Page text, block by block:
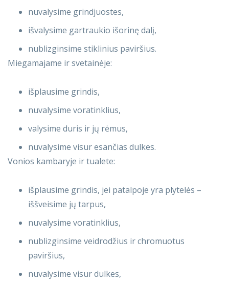
nuvalysime grindjuostes,
išvalysime gartraukio išorinę dalį,
nublizginsime stiklinius paviršius.
Miegamajame ir svetainėje:
išplausime grindis,
nuvalysime voratinklius,
valysime duris ir jų rėmus,
nuvalysime visur esančias dulkes.
Vonios kambaryje ir tualete:
išplausime grindis, jei patalpoje yra plytelės –
iššveisime jų tarpus,
nuvalysime voratinklius,
nublizginsime veidrodžius ir chromuotus
paviršius,
nuvalysime visur dulkes,